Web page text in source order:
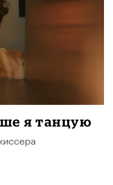
я танцую